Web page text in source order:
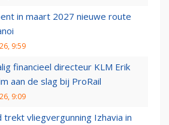
in maart 2027 nieuwe route
9:59
financieel directeur KLM Erik
aan de slag bij ProRail
9:09
trekt vliegvergunning Izhavia in